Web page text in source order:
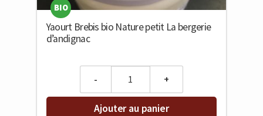
Yaourt Brebis bio Nature petit La bergerie
d’andignac
BIO
Ajouter au panier